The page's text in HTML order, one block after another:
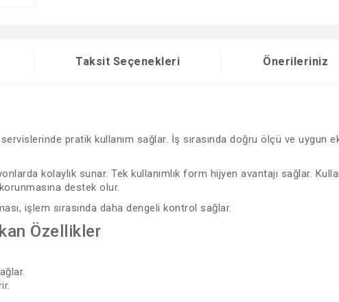
Taksit Seçenekleri Önerileriniz
pratik kullanım sağlar. İş sırasında doğru ölçü ve uygun
kolaylık sunar. Tek kullanımlık form hijyen avantajı sağlar.
destek olur.
işlem sırasında daha dengeli kontrol sağlar.
Özellikler